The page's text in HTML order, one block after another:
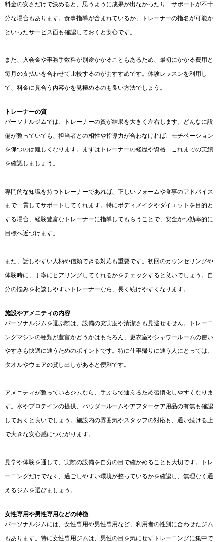
料金の安さだけで決めると、思うように成果が出なかったり、サポートが不十
分な場合もあります。食事指導が含まれているか、トレーナーの指名が可能か
といったサービス面も確認しておくと安心です。
また、入会金や事務手数料が別途かかることもあるため、最初にかかる費用と
毎月の支払いを合わせて比較するのがおすすめです。体験レッスンを利用し
て、料金に見合う内容かを見極めるのも良い方法でしょう。
トレーナーの質
パーソナルジムでは、トレーナーの質が結果を大きく左右します。どんなに設
備が整っていても、担当者との相性や指導力が合わなければ、モチベーション
を保つのは難しくなります。まずはトレーナーの経歴や資格、これまでの実績
を確認しましょう。
専門的な知識を持つトレーナーであれば、正しいフォームや食事のアドバイス
まで一貫してサポートしてくれます。特にボディメイクやダイエットを目的と
する場合、経験豊富なトレーナーに指導してもらうことで、安全かつ効率的に
目標へ近づけます。
また、話しやすい人柄や信頼できる対応も重要です。初回のカウンセリングや
体験時に、丁寧にヒアリングしてくれるかをチェックすると良いでしょう。自
分の悩みを相談しやすいトレーナーなら、長く続けやすくなります。
施設やアメニティの内容
パーソナルジムを選ぶ際は、設備の充実度や清潔さも見逃せません。トレーニ
ングマシンの種類が豊富かどうかはもちろん、更衣室やシャワールームの使い
やすさも快適に通うためのポイントです。特に仕事帰りに通う人にとっては、
タオルやウェアの貸し出しがあると便利です。
アメニティが整っているジムなら、手ぶらで通えるため習慣化しやすくなりま
す。水やプロテインの提供、パウダールームやアフターケア用品の有無も確認
しておくと良いでしょう。施設内の雰囲気やスタッフの対応も、通い続ける上
で大きな安心感につながります。
見学や体験を通して、実際の設備を自分の目で確かめることも大切です。トレ
ーニングだけでなく、過ごしやすい環境が整っているかを確認し、無理なく通
えるジムを選びましょう。
女性専用や男性専用などの特徴
パーソナルジムには、女性専用や男性専用など、利用者の性別に合わせたジム
もあります。特に女性専用ジムは、男性の目を気にせずトレーニングに集中で